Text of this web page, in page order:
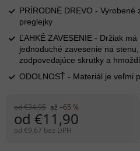
od €34,95 až –65 %
od €11,90
od €9,67 bez DPH
PRÍRODNÉ DREVO -
preglejky
ĽAHKÉ ZAVESENIE - Držiak
jednoduché zavesenie na
zodpovedajúce skrutky a
ODOLNOSŤ - Materiál je veľmi